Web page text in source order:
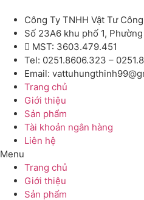
Công Ty TNHH Vật Tư
Số 23A6 khu phố 1,
MST: 3603.479.451
Tel: 0251.8606.323 –
Email:
Trang chủ
Giới thiệu
Sản phẩm
Tài khoản ngân hàng
Liên hệ
Menu
Trang chủ
Giới thiệu
Sản phẩm